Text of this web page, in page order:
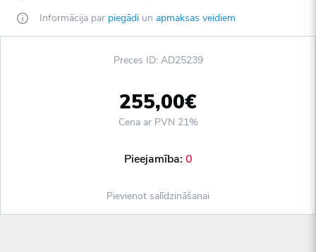
Informācija par piegādi un apmaksas veidiem
Preces ID: AD25239
255,00€
Cena ar PVN 21%
Pieejamība: 0
Pievienot salīdzināšanai